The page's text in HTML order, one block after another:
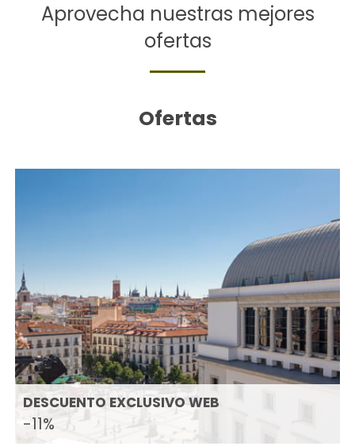
Aprovecha nuestras mejores
ofertas
Ofertas
DESCUENTO EXCLUSIVO WEB
-11%